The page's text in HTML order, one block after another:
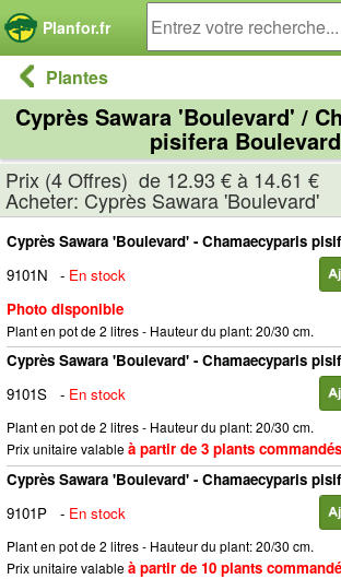
Planfor.fr
Plantes
Cyprès Sawara 'Boulevard' /
pisifera Boulevard
Prix (4 Offres) de 12.93 € à 14.61 €
Acheter: Cyprès Sawara 'Boulevard'
Cyprès Sawara 'Boulevard' - Chamaecyparis
9101N
- En stock
Photo disponible
Plant en pot de 2 litres - Hauteur du plant: 20/30 cm.
Cyprès Sawara 'Boulevard' - Chamaecyparis
9101S
- En stock
Plant en pot de 2 litres - Hauteur du plant: 20/30 cm.
Prix unitaire valableà partir de 3 plants commandés
Cyprès Sawara 'Boulevard' - Chamaecyparis
9101P
- En stock
Plant en pot de 2 litres - Hauteur du plant: 20/30 cm.
Prix unitaire valableà partir de 10 plants
Panneau de gestion des cookies